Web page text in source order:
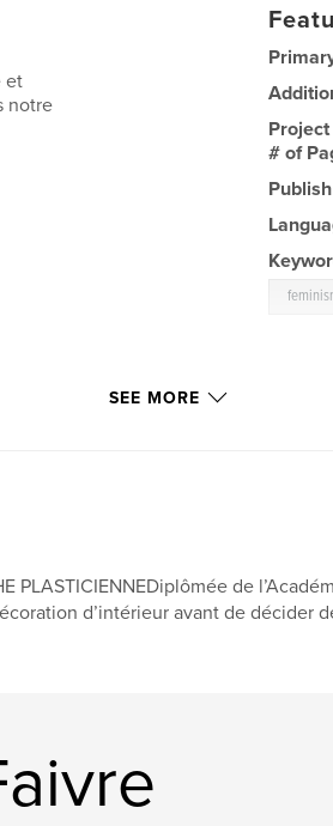
et
notre
# of
SEE MORE
PLASTICIENNE ​Diplômée de
d’intérieur avant de décider